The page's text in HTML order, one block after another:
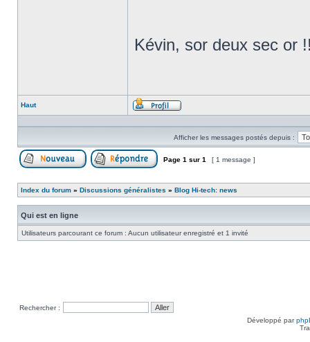
Kévin, sor deux sec or
Haut
Profil
Afficher les messages postés depuis :
Page 1 sur 1 [ 1 message ]
Index du forum » Discussions généralistes » Blog Hi-tech: news
Qui est en ligne
Utilisateurs parcourant ce forum : Aucun utilisateur enregistré et 1 invité
Rechercher :
Développé par